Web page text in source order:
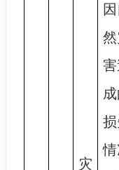
灾